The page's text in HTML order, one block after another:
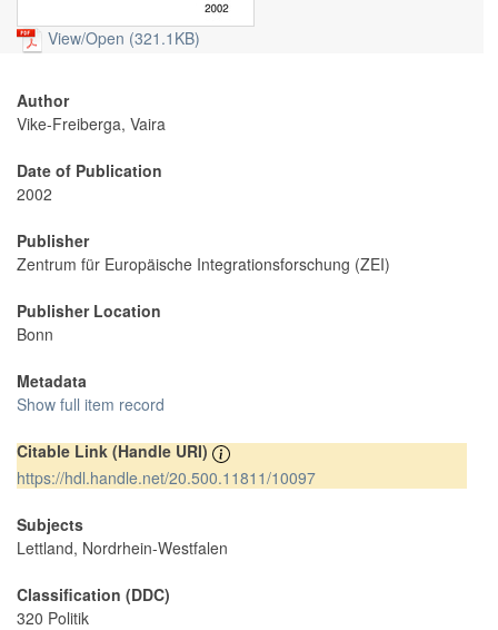
View/Open (321.1KB)
Author
Vike-Freiberga, Vaira
Date of Publication
2002
Publisher
Zentrum für Europäische Integrationsforschung (ZEI)
Publisher Location
Bonn
Metadata
Show full item record
Citable Link (Handle URI)
https://hdl.handle.net/20.500.11811/10097
Subjects
Lettland, Nordrhein-Westfalen
Classification (DDC)
320 Politik